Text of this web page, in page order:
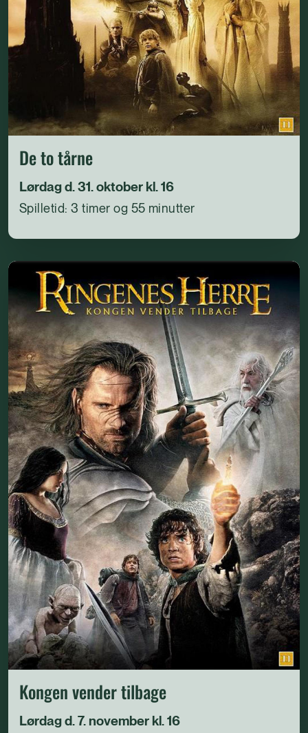
De to tårne
Lørdag d. 31. oktober kl. 16
Spilletid: 3 timer og 55 minutter
Kongen vender tilbage
Lørdag d. 7. november kl. 16